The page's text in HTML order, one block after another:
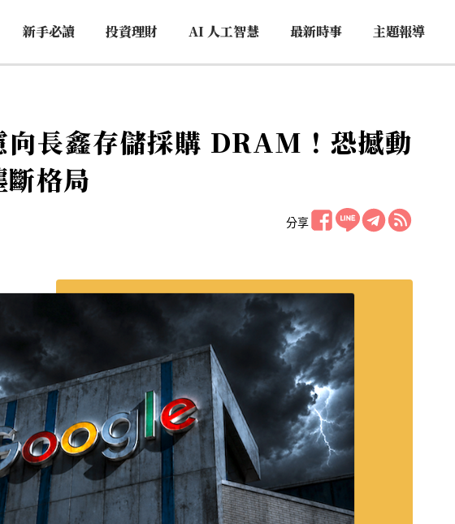
新手必讀 投資理財 AI 人工智慧 最新時事 主題報導
長鑫存儲採購 DRAM！恐撼動
格局
分享